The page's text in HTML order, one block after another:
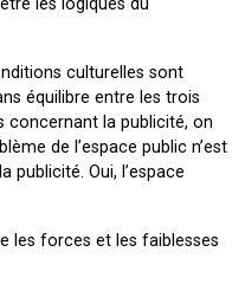
culturelles sont
équilibre entre les trois
concernant la publicité, on
de l’espace public n’est
publicité. Oui, l’espace
les forces et les faiblesses